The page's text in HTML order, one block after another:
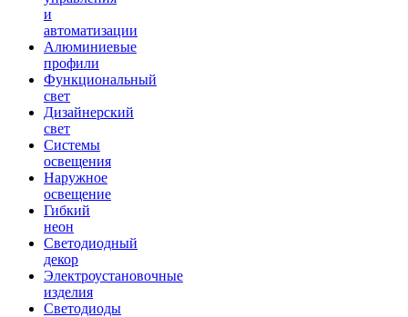
и
автоматизации
Алюминиевые
профили
Функциональный
свет
Дизайнерский
свет
Системы
освещения
Наружное
освещение
Гибкий
неон
Светодиодный
декор
Электроустановочные
изделия
Светодиоды